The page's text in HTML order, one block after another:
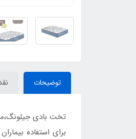
توضیحات
برای استفاده